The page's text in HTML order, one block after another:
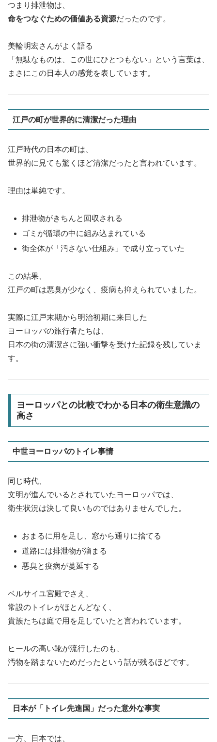
つまり排泄物は、
命をつなぐための価値ある資源だったのです。
美輪明宏さんがよく語る
「無駄なものは、この世にひとつもない」という言葉は、
まさにこの日本人の感覚を表しています。
江戸の町が世界的に清潔だった理由
江戸時代の日本の町は、
世界的に見ても驚くほど清潔だったと言われています。
理由は単純です。
排泄物がきちんと回収される
ゴミが循環の中に組み込まれている
街全体が「汚さない仕組み」で成り立っていた
この結果、
江戸の町は悪臭が少なく、疫病も抑えられていました。
実際に江戸末期から明治初期に来日した
ヨーロッパの旅行者たちは、
日本の街の清潔さに強い衝撃を受けた記録を残していま
す。
ヨーロッパとの比較でわかる日本の衛生意識の
高さ
中世ヨーロッパのトイレ事情
同じ時代、
文明が進んでいるとされていたヨーロッパでは、
衛生状況は決して良いものではありませんでした。
おまるに用を足し、窓から通りに捨てる
道路には排泄物が溜まる
悪臭と疫病が蔓延する
ベルサイユ宮殿でさえ、
常設のトイレがほとんどなく、
貴族たちは庭で用を足していたと言われています。
ヒールの高い靴が流行したのも、
汚物を踏まないためだったという話が残るほどです。
日本が「トイレ先進国」だった意外な事実
一方、日本では、